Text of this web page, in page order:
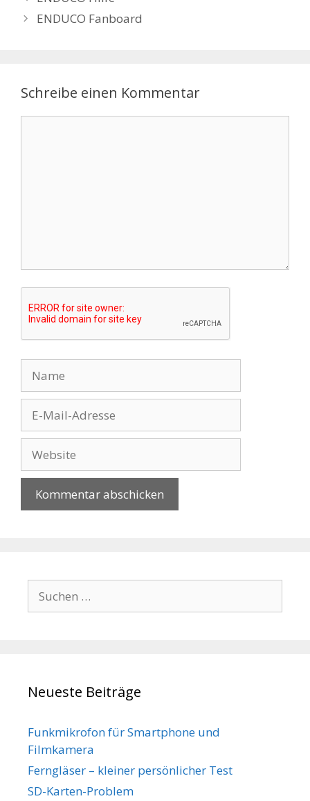
ENDUCO Fanboard
Schreibe einen Kommentar
Mail-
Adresse
nach:
Neueste Beiträge
Funkmikrofon für Smartphone und
Filmkamera
Ferngläser – kleiner persönlicher Test
SD-Karten-Problem